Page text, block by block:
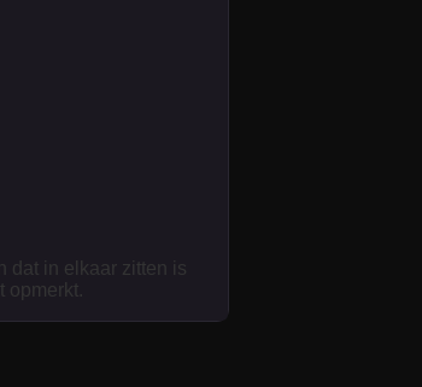
dat in elkaar zitten is
opmerkt.